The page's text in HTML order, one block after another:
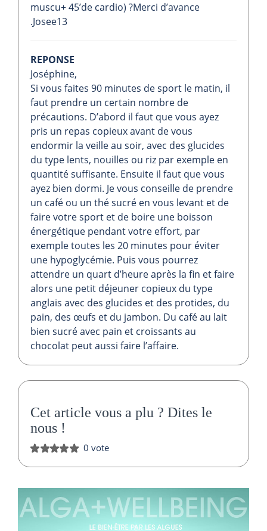
muscu+ 45’de cardio) ?Merci d’avance
.Josee13
REPONSE
Joséphine,
Si vous faites 90 minutes de sport le matin, il
faut prendre un certain nombre de
précautions. D’abord il faut que vous ayez
pris un repas copieux avant de vous
endormir la veille au soir, avec des glucides
du type lents, nouilles ou riz par exemple en
quantité suffisante. Ensuite il faut que vous
ayez bien dormi. Je vous conseille de prendre
un café ou un thé sucré en vous levant et de
faire votre sport et de boire une boisson
énergétique pendant votre effort, par
exemple toutes les 20 minutes pour éviter
une hypoglycémie. Puis vous pourrez
attendre un quart d’heure après la fin et faire
alors une petit déjeuner copieux du type
anglais avec des glucides et des protides, du
pain, des œufs et du jambon. Du café au lait
bien sucré avec pain et croissants au
chocolat peut aussi faire l’affaire.
Cet article vous a plu ? Dites le
nous !
0 vote